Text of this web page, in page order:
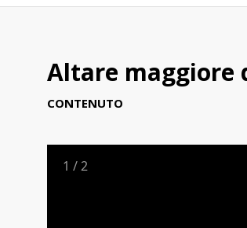
Altare maggiore
CONTENUTO
1 /2